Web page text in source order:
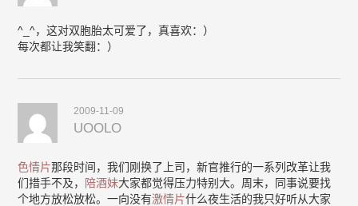
^_^，这对双胞胎太可爱了，真喜欢：）
每次都让我笑翻：）
2009-11-09
UOOLO
色情片那段时间，我们刚换了上司，新官推行的一系列改革让我
们措手不及， 陪酒妹大家都觉得压力特别大。周末，同事说要找
个地方放松放松。一向没有激情片什么夜生活的我只好听从大家